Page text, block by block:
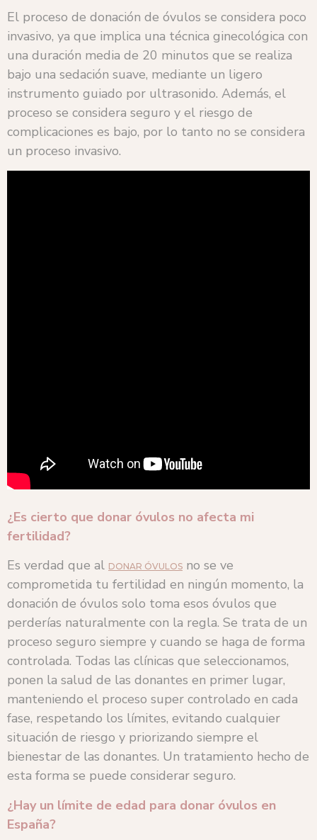
El proceso de donación de óvulos se considera poco
invasivo, ya que implica una técnica ginecológica con
una duración media de 20 minutos que se realiza
bajo una sedación suave, mediante un ligero
instrumento guiado por ultrasonido. Además, el
proceso se considera seguro y el riesgo de
complicaciones es bajo, por lo tanto no se considera
un proceso invasivo.
¿Es cierto que donar óvulos no afecta mi
fertilidad?
Es verdad que al DONAR ÓVULOS no se ve
comprometida tu fertilidad en ningún momento, la
donación de óvulos solo toma esos óvulos que
perderías naturalmente con la regla. Se trata de un
proceso seguro siempre y cuando se haga de forma
controlada. Todas las clínicas que seleccionamos,
ponen la salud de las donantes en primer lugar,
manteniendo el proceso super controlado en cada
fase, respetando los límites, evitando cualquier
situación de riesgo y priorizando siempre el
bienestar de las donantes. Un tratamiento hecho de
esta forma se puede considerar seguro.
¿Hay un límite de edad para donar óvulos en
España?